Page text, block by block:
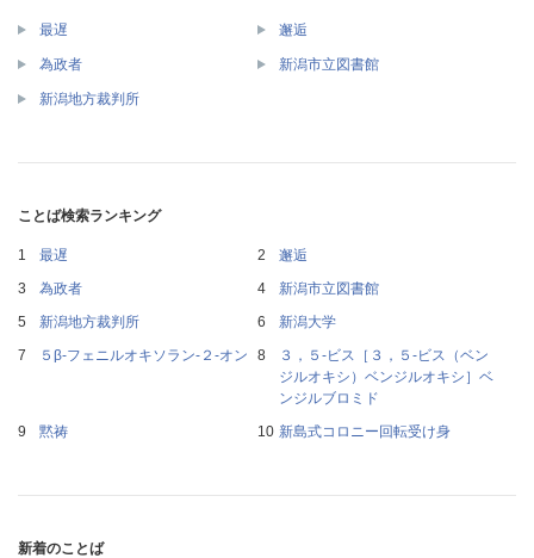
最遅 邂逅
為政者 新潟市立図書館
新潟地方裁判所
ことば検索ランキング
最遅
邂逅
為政者
新潟市立図書館
新潟地方裁判所
新潟大学
５β‐フェニルオキソラン‐２‐オン
３，５‐ビス［３，５‐ビス（ベン
ジルオキシ）ベンジルオキシ］ベ
ンジルブロミド
黙祷
新島式コロニー回転受け身
新着のことば